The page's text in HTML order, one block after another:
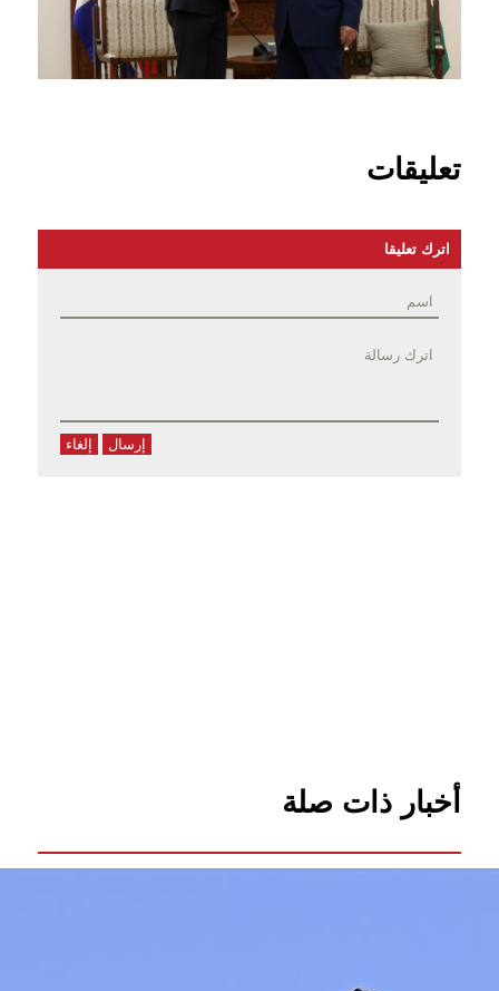
تعليقات
اترك تعليقا
إرسال إلغاء
أخبار ذات صلة